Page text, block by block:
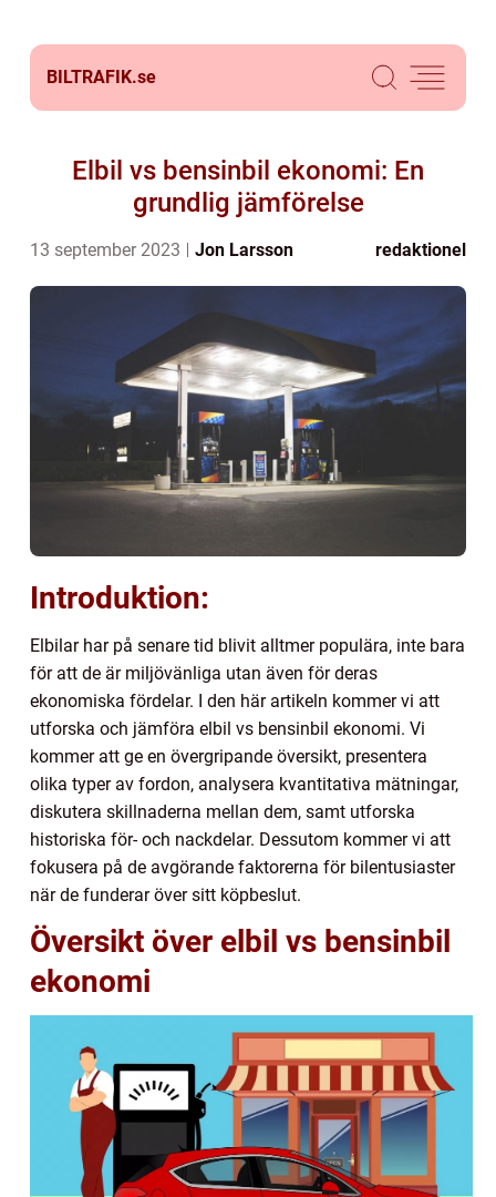
BILTRAFIK.se
Elbil vs bensinbil ekonomi: En
grundlig jämförelse
13 september 2023 Jon Larsson redaktionel
Introduktion:
Elbilar har på senare tid blivit alltmer populära, inte bara
för att de är miljövänliga utan även för deras
ekonomiska fördelar. I den här artikeln kommer vi att
utforska och jämföra elbil vs bensinbil ekonomi. Vi
kommer att ge en övergripande översikt, presentera
olika typer av fordon, analysera kvantitativa mätningar,
diskutera skillnaderna mellan dem, samt utforska
historiska för- och nackdelar. Dessutom kommer vi att
fokusera på de avgörande faktorerna för bilentusiaster
när de funderar över sitt köpbeslut.
Översikt över elbil vs bensinbil
ekonomi